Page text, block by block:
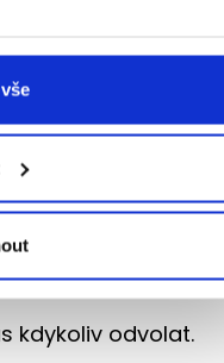
Zaměstnanec
důležitých
nestačí, aby
dokumenty,
do pracovní
kdykoliv odvolat.